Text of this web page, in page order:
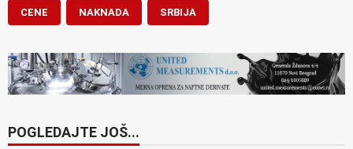
CENE NAKNADA SRBIJA
POGLEDAJTE JOŠ...